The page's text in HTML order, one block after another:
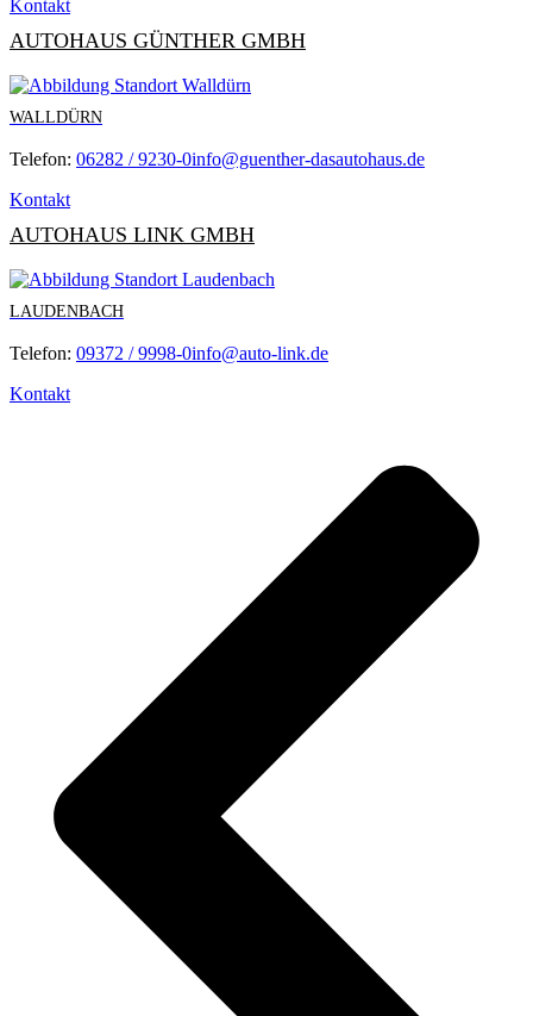
Kontakt
AUTOHAUS GÜNTHER GMBH
WALLDÜRN
Telefon: 06282 / 9230-0info@guenther-dasautohaus.de
Kontakt
AUTOHAUS LINK GMBH
LAUDENBACH
Telefon: 09372 / 9998-0info@auto-link.de
Kontakt